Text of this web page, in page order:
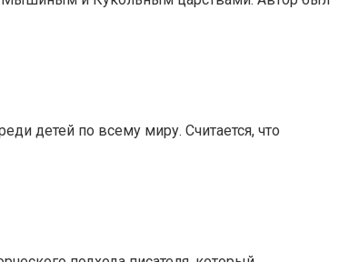
детей по всему миру. Считается, что